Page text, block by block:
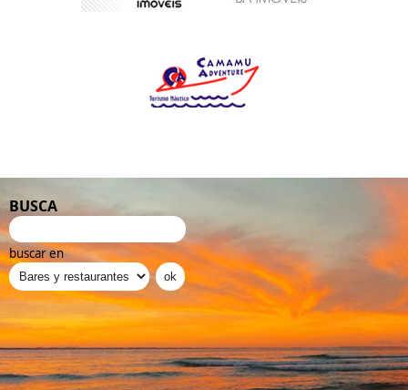
BUSCA
buscar en